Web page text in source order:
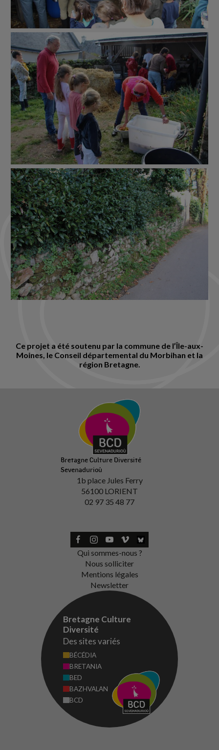
Ce projet a été soutenu par la commune de l’Île-aux-
Moines, le Conseil départemental du Morbihan et la
région Bretagne.
Bretagne Culture Diversité
Sevenadurioù
1b place Jules Ferry
56100 LORIENT
02 97 35 48 77
Qui sommes-nous ?
Nous solliciter
Mentions légales
Newsletter
Bretagne Culture
Diversité
Des sites variés
BÉCÉDIA
BRETANIA
BED
BAZHVALAN
BCD